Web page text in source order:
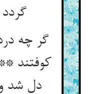
گر چه
کوفتند
دل شد و